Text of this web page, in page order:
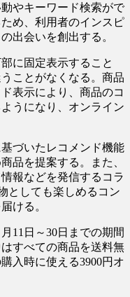
やキーワード検索がで
め、利用者のインスピ
出会いを創出する。
に固定表示すること
ことがなくなる。商品
表示により、商品のコ
うになり、オンライン
づいたレコメンド機能
品を提案する。また、
報などを発信するコラ
としても楽しめるコン
ける。
11日～30日までの期間
すべての商品を送料無
入時に使える3900円オ